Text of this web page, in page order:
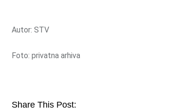
Autor: STV
Foto: privatna arhiva
Share This Post: